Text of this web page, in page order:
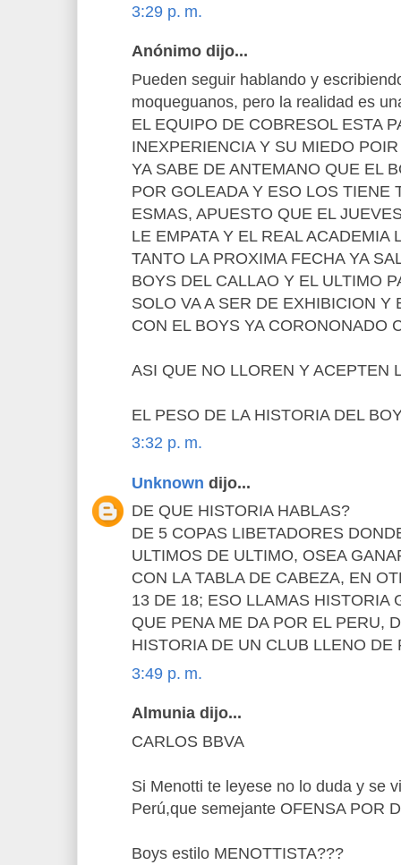
3:29 p. m.
Anónimo dijo...
Pueden seguir hablando y
moqueguanos, pero la realidad es
EL EQUIPO DE COBRESOL ESTA
INEXPERIENCIA Y SU MIEDO
YA SABE DE ANTEMANO QUE EL
POR GOLEADA Y ESO LOS TIENE
ESMAS, APUESTO QUE EL
LE EMPATA Y EL REAL ACADEMIA
TANTO LA PROXIMA FECHA YA
BOYS DEL CALLAO Y EL ULTIMO
SOLO VA A SER DE EXHIBICION Y
CON EL BOYS YA CORONONADO
ASI QUE NO LLOREN Y ACEPTEN
EL PESO DE LA HISTORIA DEL
3:32 p. m.
Unknown dijo...
DE QUE HISTORIA HABLAS?
DE 5 COPAS LIBETADORES
ULTIMOS DE ULTIMO, OSEA
CON LA TABLA DE CABEZA, EN
13 DE 18; ESO LLAMAS HISTORIA
QUE PENA ME DA POR EL PERU,
HISTORIA DE UN CLUB LLENO DE
3:49 p. m.
Almunia dijo...
CARLOS BBVA
Si Menotti te leyese no lo duda y se
Perú,que semejante OFENSA POR
Boys estilo MENOTTISTA???